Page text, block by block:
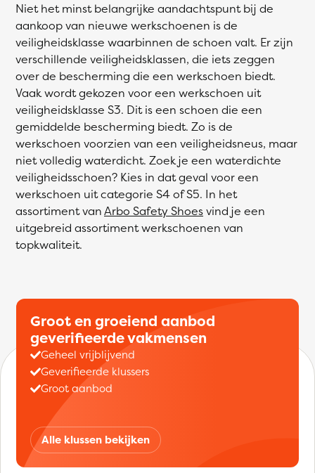
Niet het minst belangrijke aandachtspunt bij de
aankoop van nieuwe werkschoenen is de
veiligheidsklasse waarbinnen de schoen valt. Er zijn
verschillende veiligheidsklassen, die iets zeggen
over de bescherming die een werkschoen biedt.
Vaak wordt gekozen voor een werkschoen uit
veiligheidsklasse S3. Dit is een schoen die een
gemiddelde bescherming biedt. Zo is de
werkschoen voorzien van een veiligheidsneus, maar
niet volledig waterdicht. Zoek je een waterdichte
veiligheidsschoen? Kies in dat geval voor een
werkschoen uit categorie S4 of S5. In het
assortiment vanArbo Safety Shoesvind je een
uitgebreid assortiment werkschoenen van
topkwaliteit.
Groot en groeiend aanbod
geverifieerde vakmensen
Geheel vrijblijvend
Geverifieerde klussers
Groot aanbod
Alle klussen bekijken